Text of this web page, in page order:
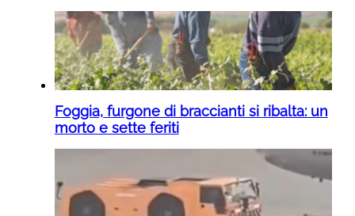
Foggia, furgone di braccianti si ribalta: un
morto e sette feriti